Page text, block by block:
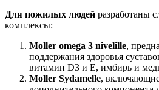
Для пожилых людей разработаны
комплексы:
Moller omega 3 nivelille,
поддержания здоровья
витамин D3 и Е, имбирь и
Moller Sydamelle, включающие